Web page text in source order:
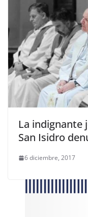
La indignante
San Isidro
6 diciembre, 2017